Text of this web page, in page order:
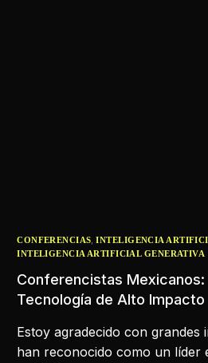
CONFERENCIAS,INTELIGENCIA
INTELIGENCIA ARTIFICIAL GENERATIVA
Conferencistas Mexicanos:
Tecnología de Alto Impacto
Estoy agradecido con grandes
han reconocido como un líder